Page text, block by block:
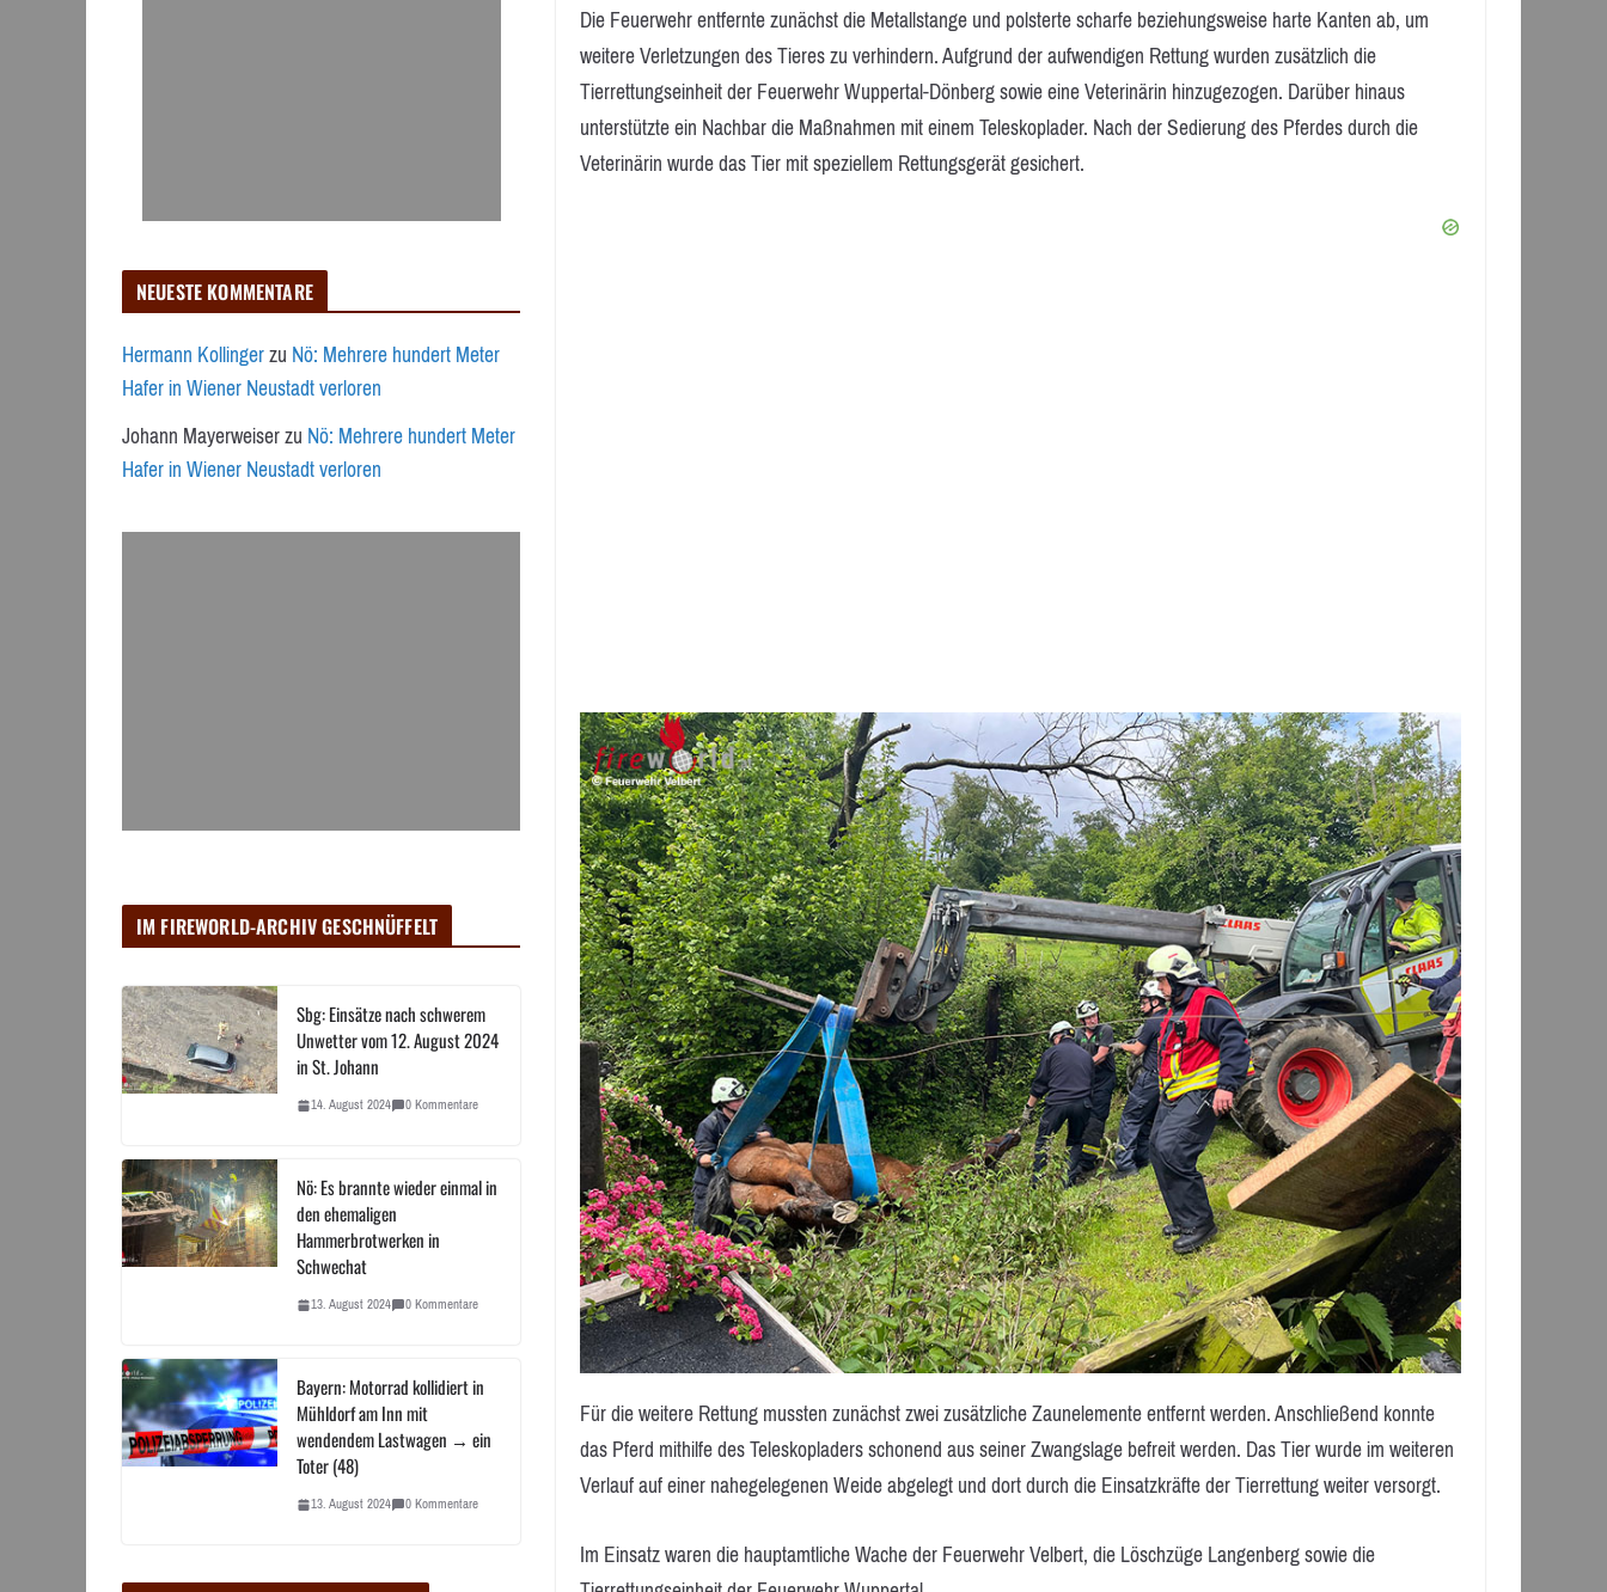
Die Feuerwehr entfernte zunächst die Metallstange und polsterte scharfe beziehungsweise harte Kanten ab, um
weitere Verletzungen des Tieres zu verhindern. Aufgrund der aufwendigen Rettung wurden zusätzlich die
Tierrettungseinheit der Feuerwehr Wuppertal-Dönberg sowie eine Veterinärin hinzugezogen. Darüber hinaus
unterstützte ein Nachbar die Maßnahmen mit einem Teleskoplader. Nach der Sedierung des Pferdes durch die
Veterinärin wurde das Tier mit speziellem Rettungsgerät gesichert.
Für die weitere Rettung mussten zunächst zwei zusätzliche Zaunelemente entfernt werden. Anschließend konnte
das Pferd mithilfe des Teleskopladers schonend aus seiner Zwangslage befreit werden. Das Tier wurde im weiteren
Verlauf auf einer nahegelegenen Weide abgelegt und dort durch die Einsatzkräfte der Tierrettung weiter versorgt.
Im Einsatz waren die hauptamtliche Wache der Feuerwehr Velbert, die Löschzüge Langenberg sowie die
NEUESTE KOMMENTARE
Hermann KollingerzuNö: Mehrere hundert Meter
Hafer in Wiener Neustadt verloren
Johann MayerweiserzuNö: Mehrere hundert Meter
Hafer in Wiener Neustadt verloren
IM FIREWORLD-ARCHIV GESCHNÜFFELT
Sbg: Einsätze nach schwerem
Unwetter vom 12. August 2024
in St. Johann
14. August 2024 0 Kommentare
Nö: Es brannte wieder einmal in
den ehemaligen
Hammerbrotwerken in
Schwechat
13. August 2024 0 Kommentare
Bayern: Motorrad kollidiert in
Mühldorf am Inn mit
wendendem Lastwagen → ein
Toter (48)
13. August 2024 0 Kommentare